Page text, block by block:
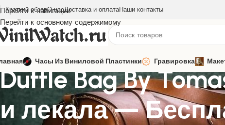
Перейти к навигации
Перейти к основному содержимому
Краткий обзорО насДоставка и оплатаНаши контакты
Часы Из Виниловой Пластинки Гравировка
ВЫКРОЙКИ ИЗ КОЖИ
Duffle Bag By
и лекала —